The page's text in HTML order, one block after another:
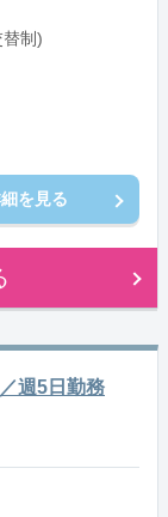
制)
を見る
週5日勤務